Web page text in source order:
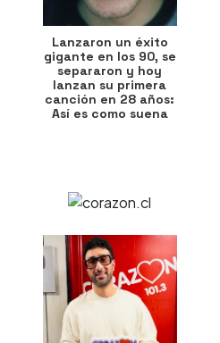
Lanzaron un éxito
gigante en los 90, se
separaron y hoy
lanzan su primera
canción en 28 años:
Así es como suena